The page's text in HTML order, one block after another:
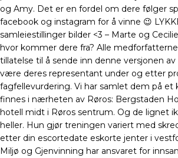
og Amy. Det er en fordel om dere følger
facebook og instagram for å vinne 😉
samleiestillinger bilder <3 – Marte og
hvor kommer dere fra? Alle
tillatelse til å sende inn denne versjonen
være deres representant under og etter
fagfellevurdering. Vi har samlet dem på et
finnes i nærheten av Røros: Bergstaden
hotell midt i Røros sentrum. Og de lignet
heller. Hun gjør treningen variert med
etter din escortedate eskorte jenter i
Miljø og Gjenvinning har ansvaret for